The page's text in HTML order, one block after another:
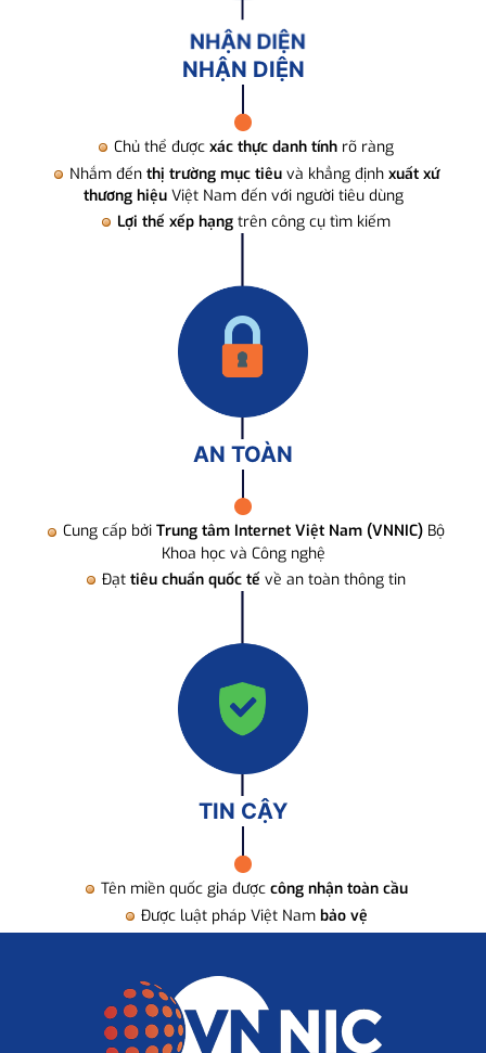
NHẬN DIỆN
Chủ thể được xác thực danh tính rõ ràng
Nhắm đến thị trường mục tiêuvà khẳng định xuất xứ
thương hiệuViệt Nam đến với người tiêu dùng
Lợi thế xếp hạng trên công cụ tìm kiếm
AN TOÀN
Cung cấp bởi Trung tâm Internet Việt Nam (VNNIC) Bộ
Khoa học và Công nghệ
Đạt tiêu chuẩn quốc tế về an toàn thông tin
TIN CẬY
Tên miền quốc gia được công nhận toàn cầu
Được luật pháp Việt Nam bảo vệ